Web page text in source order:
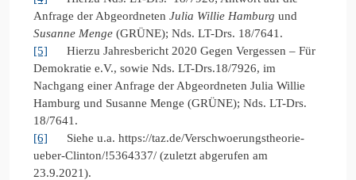
Anfrage der Abgeordneten Julia Willie Hamburg und
Susanne Menge (GRÜNE); Nds. LT-Drs. 18/7641.
[5] Hierzu Jahresbericht 2020 Gegen Vergessen – Für
Demokratie e.V., sowie Nds. LT-Drs.18/7926, im
Nachgang einer Anfrage der Abgeordneten Julia Willie
Hamburg und Susanne Menge (GRÜNE); Nds. LT-Drs.
18/7641.
[6] Siehe u.a. https://taz.de/Verschwoerungstheorie-
ueber-Clinton/!5364337/ (zuletzt abgerufen am
23.9.2021).